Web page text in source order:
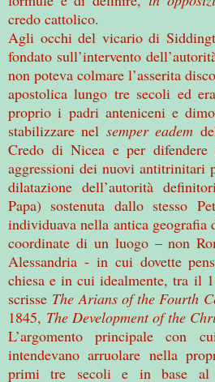
credo cattolico.
Agli occhi del vicario di
fondato sull’intervento
non poteva colmare l’asserita
apostolica lungo tre secoli ed
proprio i padri anteniceni e
stabilizzare nel semper eadem
Credo di Nicea e per difendere
aggressioni dei nuovi antitrinitari
dilatazione dell’autorità
Papa) sostenuta dallo stesso
individuava nella antica geografia
coordinate di un luogo – non
Alessandria - in cui dovette
chiesa e in cui idealmente, tra il
scrisse The Arians of the Fourth
1845, The Development of the
L’argomento principale con
intendevano arruolare nella
primi tre secoli e in base al